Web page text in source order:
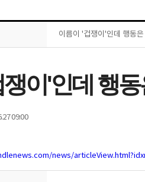
이름이 '겁쟁이'인데 행동
이'인데 행
09:00
news/